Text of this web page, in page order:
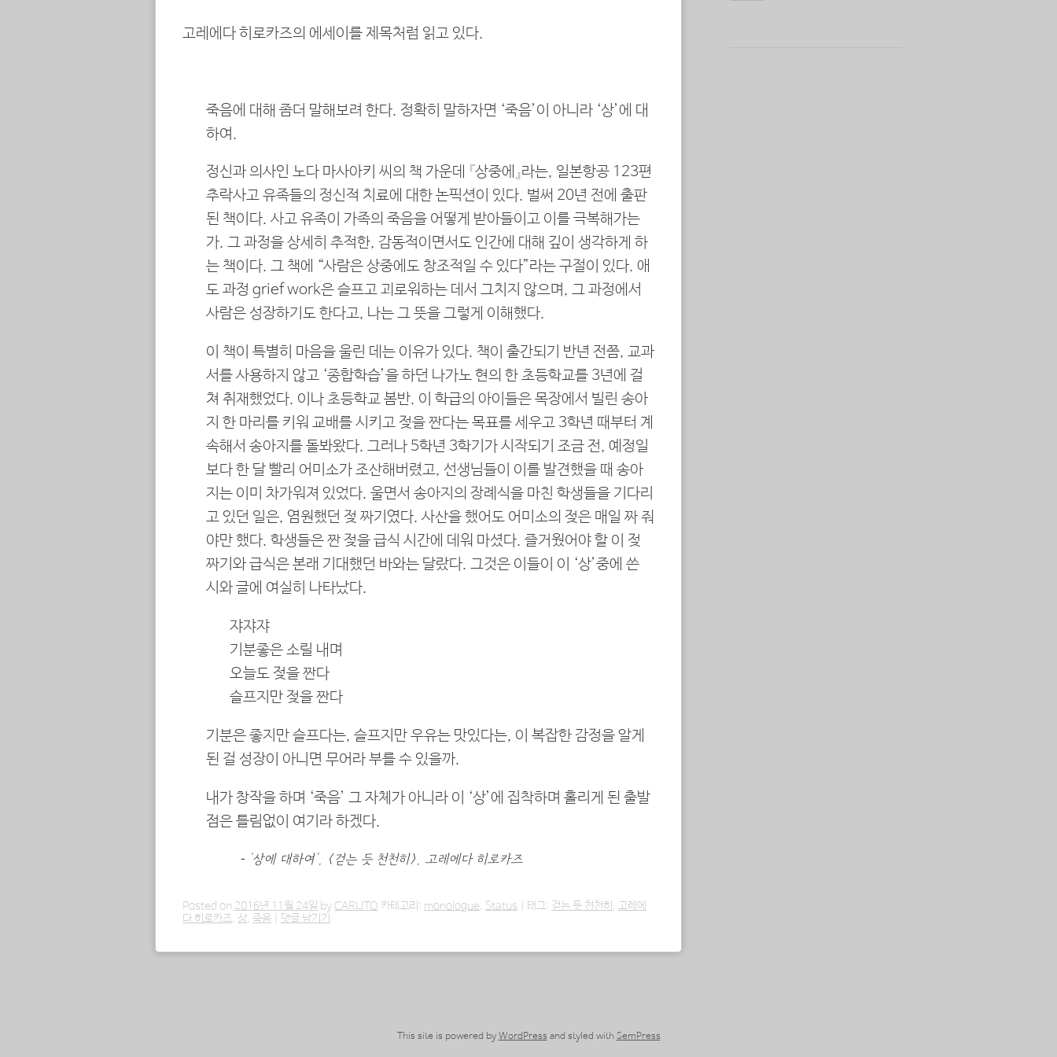
고레에다 히로카즈의 에세이를 제목처럼 읽고 있다.
죽음에 대해 좀더 말해보려 한다. 정확히 말하자면 ‘죽음’이 아니라 ‘상喪’에 대
하여.
정신과 의사인 노다 마사아키 씨의 책 가운데 『상중에』라는, 일본항공 123편
추락사고 유족들의 정신적 치료에 대한 논픽션이 있다. 벌써 20년 전에 출판
된 책이다. 사고 유족이 가족의 죽음을 어떻게 받아들이고 이를 극복해가는
가. 그 과정을 상세히 추적한, 감동적이면서도 인간에 대해 깊이 생각하게 하
는 책이다. 그 책에 “사람은 상중에도 창조적일 수 있다”라는 구절이 있다. 애
도 과정 grief work은 슬프고 괴로워하는 데서 그치지 않으며, 그 과정에서
사람은 성장하기도 한다고, 나는 그 뜻을 그렇게 이해했다.
이 책이 특별히 마음을 울린 데는 이유가 있다. 책이 출간되기 반년 전쯤, 교과
서를 사용하지 않고 ‘종합학습’을 하던 나가노 현의 한 초등학교를 3년에 걸
쳐 취재했었다. 이나 초등학교 봄반. 이 학급의 아이들은 목장에서 빌린 송아
지 한 마리를 키워 교배를 시키고 젖을 짠다는 목표를 세우고 3학년 때부터 계
속해서 송아지를 돌봐왔다. 그러나 5학년 3학기가 시작되기 조금 전, 예정일
보다 한 달 빨리 어미소가 조산해버렸고, 선생님들이 이를 발견했을 때 송아
지는 이미 차가워져 있었다. 울면서 송아지의 장례식을 마친 학생들을 기다리
고 있던 일은, 염원했던 젖 짜기였다. 사산을 했어도 어미소의 젖은 매일 짜 줘
야만 했다. 학생들은 짠 젖을 급식 시간에 데워 마셨다. 즐거웠어야 할 이 젖
짜기와 급식은 본래 기대했던 바와는 달랐다. 그것은 이들이 이 ‘상’중에 쓴
시와 글에 여실히 나타났다.
쟈쟈쟈
기분좋은 소릴 내며
오늘도 젖을 짠다
슬프지만 젖을 짠다
기분은 좋지만 슬프다는, 슬프지만 우유는 맛있다는, 이 복잡한 감정을 알게
된 걸 성장이 아니면 무어라 부를 수 있을까.
내가 창작을 하며 ‘죽음’ 그 자체가 아니라 이 ‘상’에 집착하며 홀리게 된 출발
점은 틀림없이 여기라 하겠다.
– ‘상에 대하여’, <걷는 듯 천천히>, 고레에다 히로카즈
Posted on 2016년 11월 24일 by CARLITO 카테고리: monologue, Status 태그: 걷는 듯 천천히 , 고레에
다 히로카즈, 상, 죽음 댓글 남기기
This site is powered by WordPress and styled with SemPress